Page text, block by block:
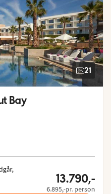
21
Bay
fra Tripadvisor: 4.4 of 5
13.790,-
6.895,-pr. person